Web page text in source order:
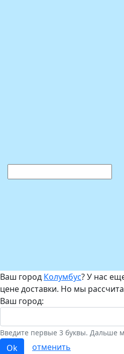
Ваш город Колумбус? У нас
цене доставки. Но мы
Ваш город:
Введите первые 3 буквы. Дальше
Ok
отменить